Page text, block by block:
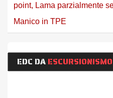
point, Lama parzialmente
Manico in TPE
EDC DA ESCURSIONISMO